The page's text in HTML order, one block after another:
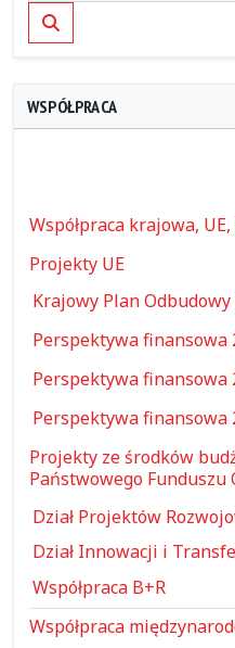
Szukaj
WSPÓŁPRACA
Współpraca krajowa, UE,
Projekty UE
Krajowy Plan
Perspektywa finansowa
Perspektywa finansowa
Perspektywa finansowa
Projekty ze środków
Państwowego Funduszu
Dział Projektów
Dział Innowacji i
Współpraca B+R
Współpraca